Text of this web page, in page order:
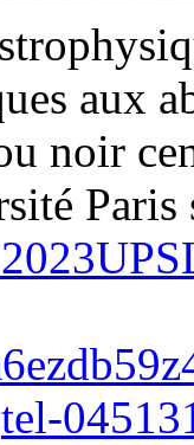
aux
noir
Paris
tel-